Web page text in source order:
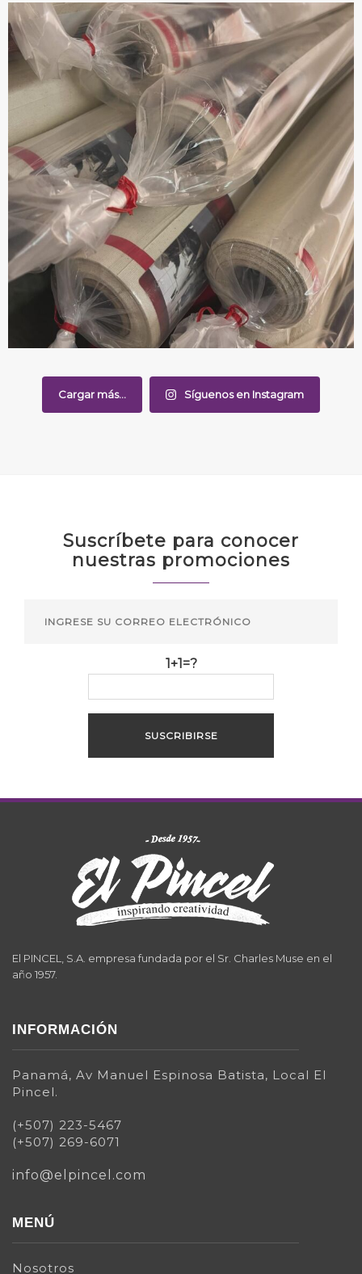
Cargar más... Síguenos en Instagram
Suscríbete para conocer
nuestras promociones
1+1=?
El PINCEL, S.A. empresa fundada por el Sr. Charles Muse en el
año 1957.
INFORMACIÓN
Panamá, Av Manuel Espinosa Batista, Local El
Pincel.
(+507) 223-5467
(+507) 269-6071
info@elpincel.com
MENÚ
Nosotros